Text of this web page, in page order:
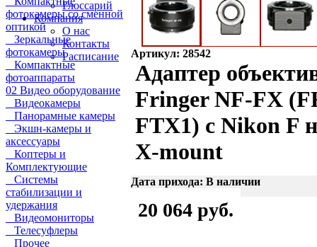
Глоссарий
Компания
О нас
Контакты
Расписание
фотокамеры со сменной
оптикой
Зеркальные
фотокамеры
Компактные
фотоаппараты
02 Видео оборудование
Видеокамеры
Панорамные камеры
Экшн-камеры и
аксессуары
Коптеры и
Комплектующие
Системы
стабилизации и
удержания
Видеомониторы
Телесуфлеры
Прочее
Артикул: 28542
Адаптер
Fringer NF-FX
FTX1) с Nikon F
X-mount
Дата прихода: В наличии
20 064 руб.